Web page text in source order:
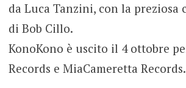
da Luca Tanzini, con la preziosa
di Bob Cillo.
KonoKono è uscito il 4 ottobre
Records e MiaCameretta Records.